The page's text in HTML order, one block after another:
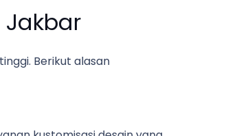
Berikut alasan